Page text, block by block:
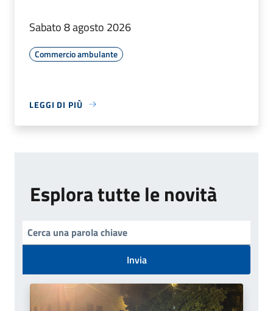
Sabato 8 agosto 2026
Commercio ambulante
LEGGI DI PIÙ
Esplora tutte le novità
Invia